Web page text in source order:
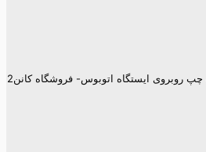
روبروی ایستگاه اتوبوس- فروشگاه کانن2